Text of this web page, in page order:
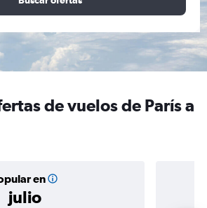
de vuelos de París a
en
julio